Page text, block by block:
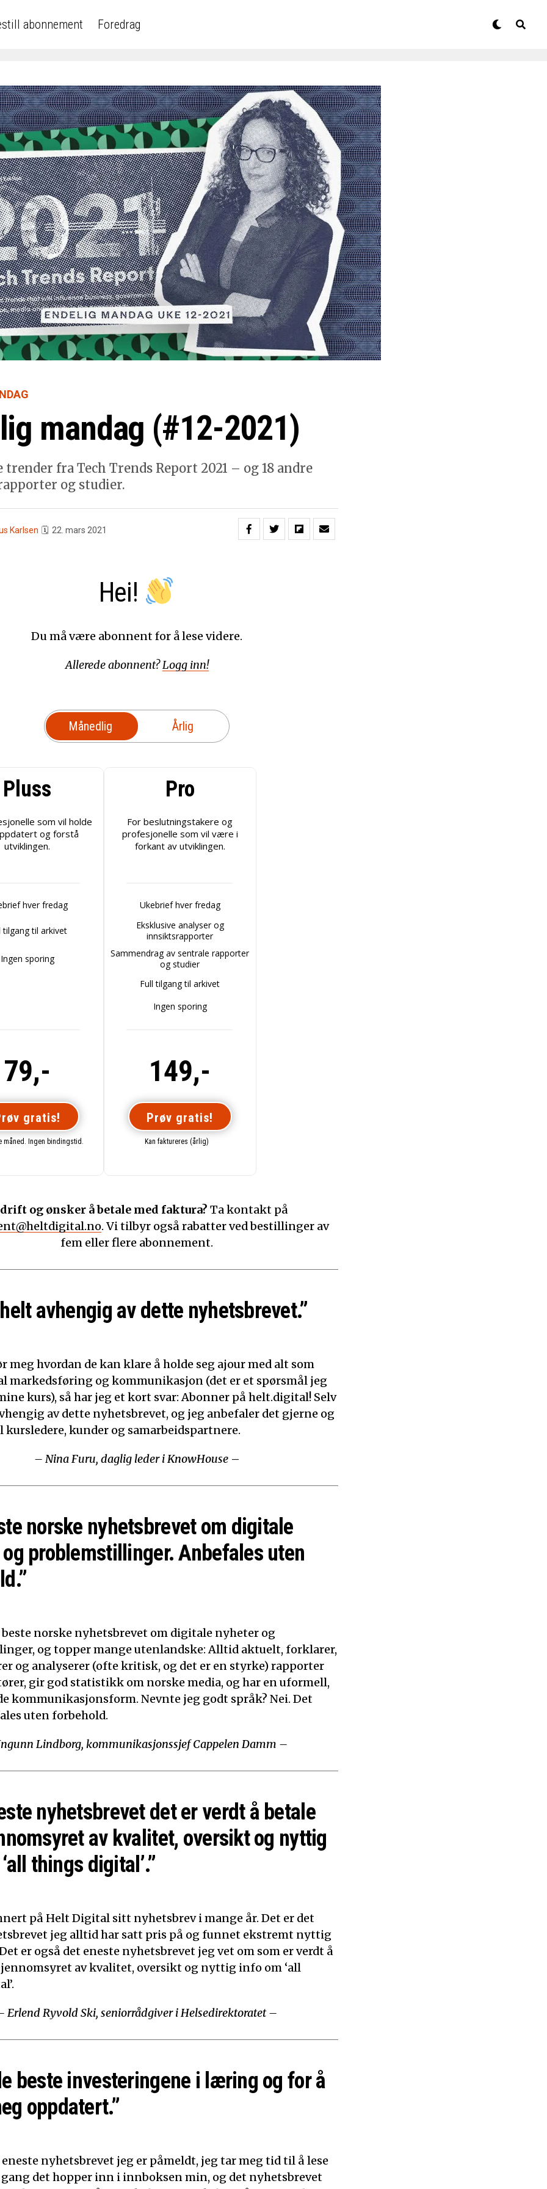
abonnement Foredrag
mandag (#12-2021)
trender fra Tech Trends Report 2021 – og 18 andre
og studier.
Karlsen 🗓 22. mars 2021
Hei!
Du må være abonnent for å lese videre.
Allerede abonnent?Logg inn!
Månedlig Årlig
Pluss
som vil holde
og forstå
utviklingen.
hver fredag
tilgang til arkivet
Ingen sporing
79,-
gratis!
måned. Ingen bindingstid.
Pro
For beslutningstakere og
profesjonelle som vil være i
forkant av utviklingen.
Ukebrief hver fredag
Eksklusive analyser og
innsiktsrapporter
Sammendrag av sentrale rapporter
og studier
Full tilgang til arkivet
Ingen sporing
149,-
Prøv gratis!
Kan faktureres (årlig)
og ønsker å betale med faktura? Ta kontakt på
. Vi tilbyr også rabatter ved bestillinger av
fem eller flere abonnement.
avhengig av dette nyhetsbrevet.”
meg hvordan de kan klare å holde seg ajour med alt som
markedsføring og kommunikasjon (det er et spørsmål jeg
kurs), så har jeg et kort svar: Abonner på helt.digital! Selv
av dette nyhetsbrevet, og jeg anbefaler det gjerne og
kursledere, kunder og samarbeidspartnere.
– Nina Furu, daglig leder i KnowHouse–
norske nyhetsbrevet om digitale
problemstillinger. Anbefales uten
norske nyhetsbrevet om digitale nyheter og
og topper mange utenlandske: Alltid aktuelt, forklarer,
og analyserer (ofte kritisk, og det er en styrke) rapporter
gir god statistikk om norske media, og har en uformell,
kommunikasjonsform. Nevnte jeg godt språk? Nei. Det
uten forbehold.
Lindborg, kommunikasjonssjef Cappelen Damm –
nyhetsbrevet det er verdt å betale
av kvalitet, oversikt og nyttig
things digital’.”
på Helt Digital sitt nyhetsbrev i mange år. Det er det
jeg alltid har satt pris på og funnet ekstremt nyttig
er også det eneste nyhetsbrevet jeg vet om som er verdt å
av kvalitet, oversikt og nyttig info om ‘all
Erlend Ryvold Ski, seniorrådgiver i Helsedirektoratet –
beste investeringene i læring og for å
oppdatert.”
nyhetsbrevet jeg er påmeldt, jeg tar meg tid til å lese
gang det hopper inn i innboksen min, og det nyhetsbrevet